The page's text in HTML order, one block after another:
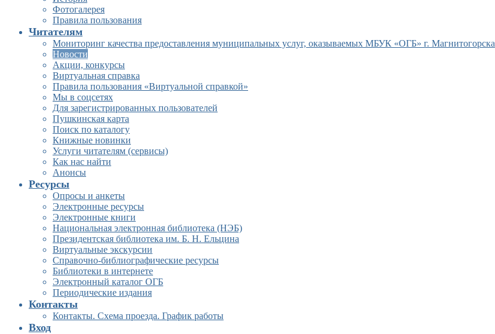
Фотогалерея
Правила пользования
Читателям
Мониторинг качества предоставления муниципальных услуг, оказываемых МБУК «ОГБ» г. Магнитогорска
Новости
Акции, конкурсы
Виртуальная справка
Правила пользования «Виртуальной справкой»
Мы в соцсетях
Для зарегистрированных пользователей
Пушкинская карта
Поиск по каталогу
Книжные новинки
Услуги читателям (сервисы)
Как нас найти
Анонсы
Ресурсы
Опросы и анкеты
Электронные ресурсы
Электронные книги
Национальная электронная библиотека (НЭБ)
Президентская библиотека им. Б. Н. Ельцина
Виртуальные экскурсии
Справочно-библиографические ресурсы
Библиотеки в интернете
Электронный каталог ОГБ
Периодические издания
Контакты
Контакты. Схема проезда. График работы
Вход